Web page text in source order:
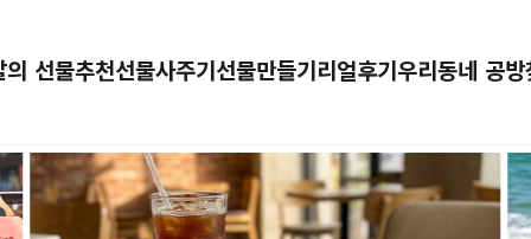
의 선물추천선물사주기 선물만들기 리얼후기 우리동네 공방